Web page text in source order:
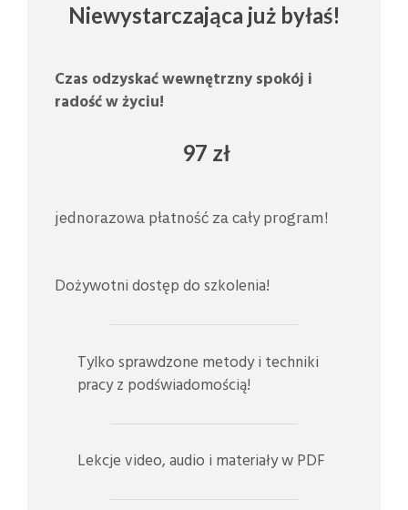
Niewystarczająca już byłaś!
Czas odzyskać wewnętrzny spokój i
radość w życiu!
97 zł
jednorazowa płatność za cały program!
Dożywotni dostęp do szkolenia!
Tylko sprawdzone metody i techniki
pracy z podświadomością!
Lekcje video, audio i materiały w PDF